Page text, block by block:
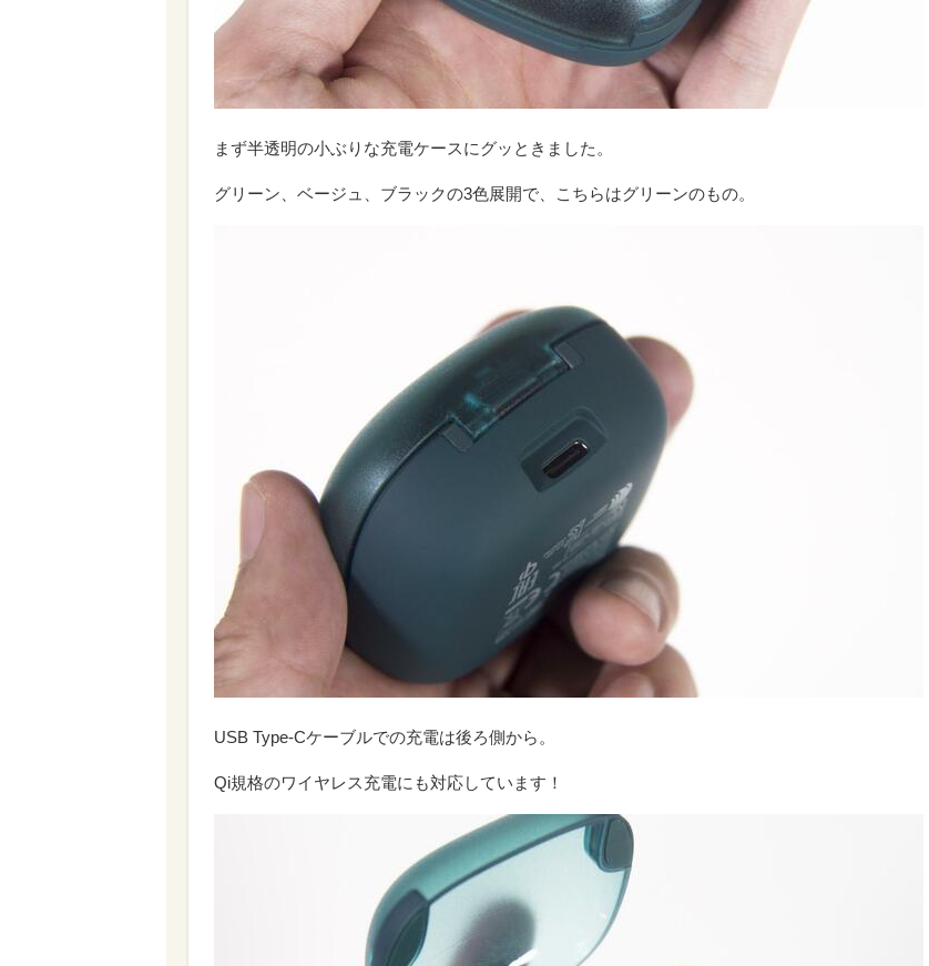
まず半透明の小ぶりな充電ケースにグッときました。
グリーン、ベージュ、ブラックの3色展開で、こちらはグリーンのもの。
USB Type-Cケーブルでの充電は後ろ側から。
Qi規格のワイヤレス充電にも対応しています！